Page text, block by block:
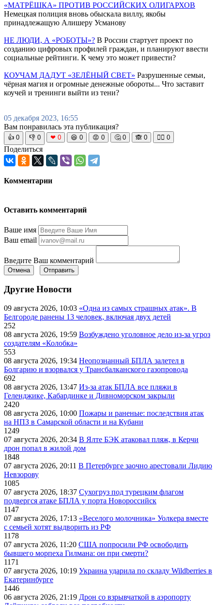
«МАТРЁШКА» ПРОТИВ РОССИЙСКИХ ОЛИГАРХОВ
Немецкая полиция вновь обыскала виллу, якобы
принадлежащую Алишеру Усманову
НЕ ЛЮДИ, А «РОБОТЫ»? В России стартует проект по
созданию цифровых профилей граждан, и планируют ввести
социальные рейтинги. К чему это может привести?
КОУЧАМ ДАДУТ «ЗЕЛЁНЫЙ СВЕТ» Разрушенные семьи,
чёрная магия и огромные денежные обороты... Что заставит
коучей и тренинги выйти из тени?
05 декабря 2023, 16:55
Вам понравилась эта публикация?
👍 0 👎 0 ❤ 0 😆 0 😡 0 🤔 0 🙈 0 🧘‍♀️ 0
Поделиться
Комментарии
Оставить комментарий
Ваше имя
Ваш email
Введите Ваш комментарий
Отмена Отправить
Другие Новости
09 августа 2026, 10:03 «Одна из самых страшных атак». В
Белгороде ранены 13 человек, включая двух детей
252
08 августа 2026, 19:59 Возбуждено уголовное дело из-за угроз
создателям «Колобка»
553
08 августа 2026, 19:34 Неопознанный БПЛА залетел в
Болгарию и взорвался у Трансбалканского газопровода
692
08 августа 2026, 13:47 Из-за атак БПЛА все пляжи в
Геленджике, Кабардинке и Дивноморском закрыли
2420
08 августа 2026, 10:00 Пожары и раненые: последствия атак
на НПЗ в Самарской области и на Кубани
1249
07 августа 2026, 20:34 В Ялте БЭК атаковал пляж, в Керчи
дрон попал в жилой дом
1848
07 августа 2026, 20:11 В Петербурге заочно арестовали Лидию
Невзорову
1085
07 августа 2026, 18:37 Сухогруз под турецким флагом
подвергся атаке БПЛА у порта Новороссийск
1147
07 августа 2026, 17:13 «Веселого молочника» Уолкера вместе
с семьей хотят выдворить из РФ
1178
07 августа 2026, 11:20 США попросили РФ освободить
бывшего морпеха Гилмана: он при смерти?
1171
07 августа 2026, 10:19 Украина ударила по складу Wildberries в
Екатеринбурге
1446
06 августа 2026, 21:19 Дрон со взрывчаткой в аэропорту